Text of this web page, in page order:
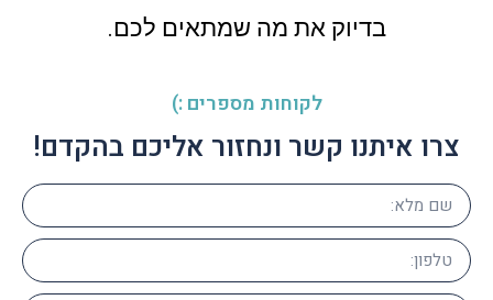
בדיוק את מה שמתאים לכם.
לקוחות מספרים :)
צרו איתנו קשר ונחזור אליכם בהקדם!